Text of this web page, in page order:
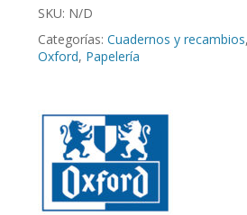
SKU: N/D
Categorías: Cuadernos y recambios,
Oxford, Papelería